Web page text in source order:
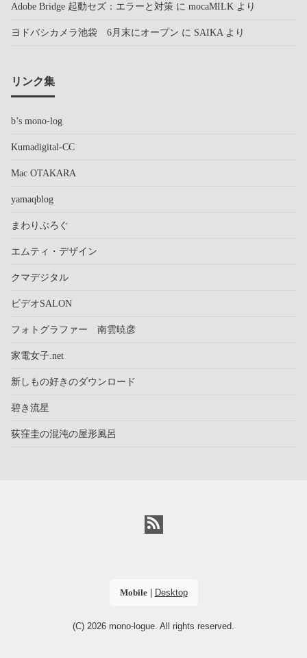
Adobe Bridge 起動セズ：エラーと対策 に mocaMILK より
ヨドバシカメラ池袋 6月末にオープン に SAIKA より
リンク集
b’s mono-log
Kumadigital-CC
Mac OTAKARA
yamaqblog
まわりぶろぐ
エムティ・デザイン
クマデジタル
ビデオSALON
フォトグラファー 南雲暁彦
家電女子.net
新しもの好きのダウンロード
碧き流星
荻窪圭の混沌の屋形風呂
Mobile| Desktop
(C) 2026 mono-logue . All rights reserved.